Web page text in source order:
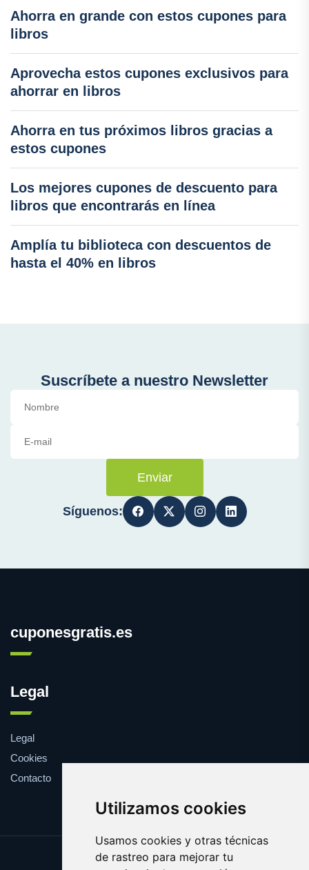
Utilizamos cookies
Usamos cookies y otras técnicas
de rastreo para mejorar tu
Ahorra en grande con estos cupones para
libros
Aprovecha estos cupones exclusivos para
ahorrar en libros
Ahorra en tus próximos libros gracias a
estos cupones
Los mejores cupones de descuento para
libros que encontrarás en línea
Amplía tu biblioteca con descuentos de
hasta el 40% en libros
Suscríbete a nuestro Newsletter
Enviar
Síguenos:
cuponesgratis.es
Legal
Legal
Cookies
Contacto
Update cookies preferences